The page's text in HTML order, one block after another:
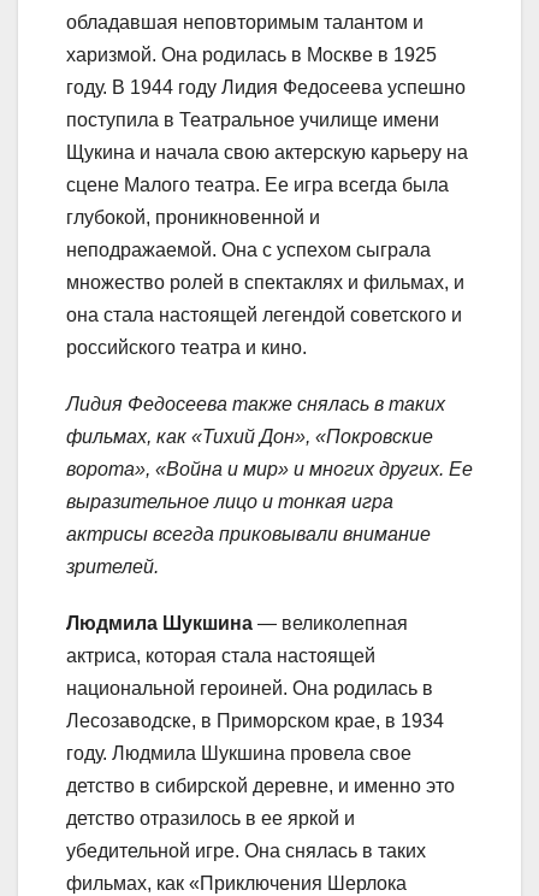
обладавшая неповторимым талантом и
харизмой. Она родилась в Москве в 1925
году. В 1944 году Лидия Федосеева успешно
поступила в Театральное училище имени
Щукина и начала свою актерскую карьеру на
сцене Малого театра. Ее игра всегда была
глубокой, проникновенной и
неподражаемой. Она с успехом сыграла
множество ролей в спектаклях и фильмах, и
она стала настоящей легендой советского и
российского театра и кино.
Лидия Федосеева также снялась в таких
фильмах, как «Тихий Дон», «Покровские
ворота», «Война и мир» и многих других. Ее
выразительное лицо и тонкая игра
актрисы всегда приковывали внимание
зрителей.
Людмила Шукшина — великолепная
актриса, которая стала настоящей
национальной героиней. Она родилась в
Лесозаводске, в Приморском крае, в 1934
году. Людмила Шукшина провела свое
детство в сибирской деревне, и именно это
детство отразилось в ее яркой и
убедительной игре. Она снялась в таких
фильмах, как «Приключения Шерлока